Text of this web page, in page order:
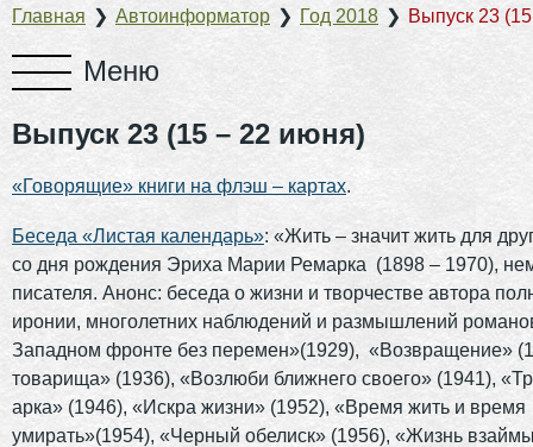
Главная ❯ Автоинформатор ❯ Год 2018 ❯ Выпуск 23
Выпуск 23 (15 – 22 июня)
«Говорящие» книги на флэш – картах.
Беседа «Листая календарь»: «Жить – значит жить для
со дня рождения Эриха Марии Ремарка (1898 – 1970),
писателя. Анонс: беседа о жизни и творчестве автора
иронии, многолетних наблюдений и размышлений
Западном фронте без перемен»(1929), «Возвращение»
товарища» (1936), «Возлюби ближнего своего» (1941),
арка» (1946), «Искра жизни» (1952), «Время жить и время
умирать»(1954), «Черный обелиск» (1956), «Жизнь